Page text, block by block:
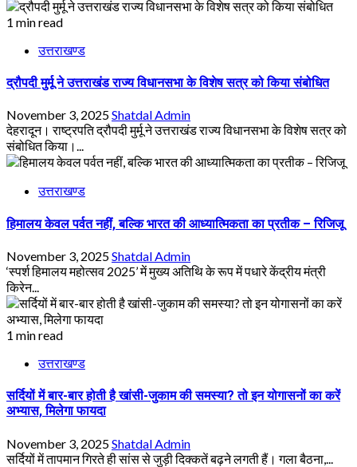
1 min read
उत्तराखण्ड
द्रौपदी मुर्मू ने उत्तराखंड राज्य विधानसभा के विशेष सत्र को किया संबोधित
November 3, 2025Shatdal Admin
देहरादून। राष्ट्रपति द्रौपदी मुर्मू ने उत्तराखंड राज्य विधानसभा के विशेष सत्र को
संबोधित किया।...
उत्तराखण्ड
हिमालय केवल पर्वत नहीं, बल्कि भारत की आध्यात्मिकता का प्रतीक – रिजिजू
November 3, 2025Shatdal Admin
‘स्पर्श हिमालय महोत्सव 2025’ में मुख्य अतिथि के रूप में पधारे केंद्रीय मंत्री
किरेन...
1 min read
उत्तराखण्ड
सर्दियों में बार-बार होती है खांसी-जुकाम की समस्या? तो इन योगासनों का करें
अभ्यास, मिलेगा फायदा
November 3, 2025Shatdal Admin
सर्दियों में तापमान गिरते ही सांस से जुड़ी दिक्कतें बढ़ने लगती हैं। गला बैठना,...